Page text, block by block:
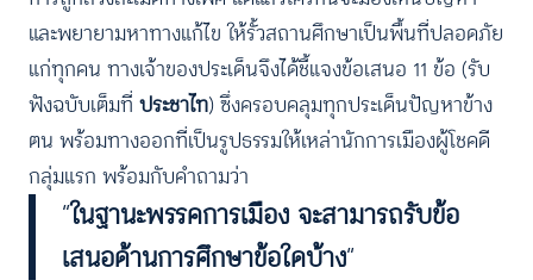
และพยายามหาทางแก้ไข ให้รั้วสถานศึกษาเป็นพื้นที่ปลอดภัย
แก่ทุกคน ทางเจ้าของประเด็นจึงได้ชี้แจงข้อเสนอ 11 ข้อ (รับ
ฟังฉบับเต็มที่ ประชาไท) ซึ่งครอบคลุมทุกประเด็นปัญหาข้าง
ตน พร้อมทางออกที่เป็นรูปธรรมให้เหล่านักการเมืองผู้โชคดี
กลุ่มแรก พร้อมกับคำถามว่า
“ในฐานะพรรคการเมือง จะสามารถรับข้อ
เสนอด้านการศึกษาข้อใดบ้าง“